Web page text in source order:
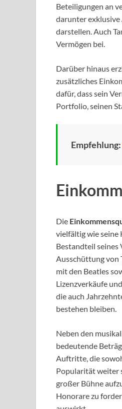
Beteiligungen an
darunter exklusive
darstellen. Auch
Vermögen bei.
Darüber hinaus
zusätzliches
dafür, dass sein
Portfolio, seinen
Empfehlung:
Die
vielfältig wie seine
Bestandteil
Ausschüttung von
mit den Beatles
Lizenzverkäufe
die auch
bestehen bleiben.
Neben den
bedeutende
Auftritte, die
Popularität weiter
großer Bühne
Honorare zu